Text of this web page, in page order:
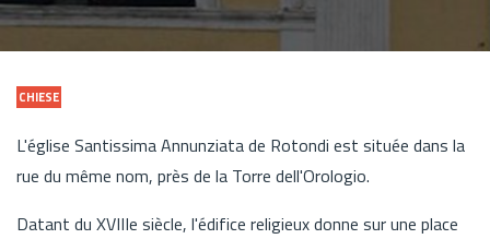
CHIESE
L'église Santissima Annunziata de Rotondi est située dans la
rue du même nom, près de la Torre dell'Orologio.
Datant du XVIIIe siècle, l'édifice religieux donne sur une place